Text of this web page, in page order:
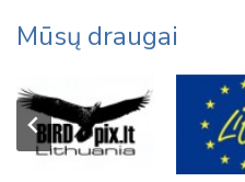
Mūsų draugai